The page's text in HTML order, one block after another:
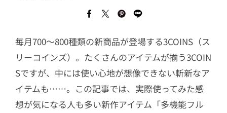
毎月700～800種類の新商品が登場する3COINS（ス
リーコインズ）。たくさんのアイテムが揃う3COIN
Sですが、中には使い心地が想像できない斬新なア
イテムも……。この記事では、実際使ってみた感
想が気になる人も多い新作アイテム「多機能フル